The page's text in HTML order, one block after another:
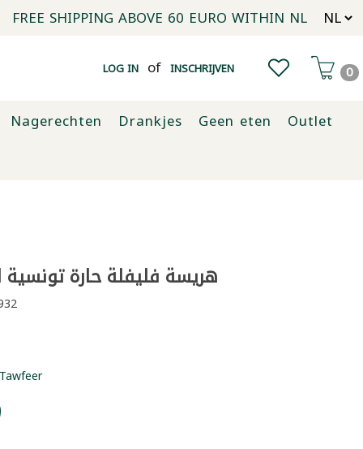
FREE SHIPPING ABOVE 60 EURO WITHIN NL
LOG IN of INSCHRIJVEN 0
Nagerechten Drankjes Geen eten
Outlet
هريسة فليفلة حارة تونسية
Tawfeer